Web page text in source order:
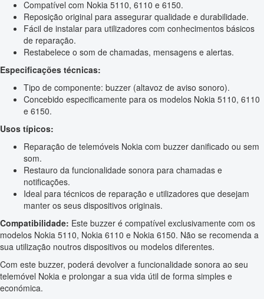
Compatível com Nokia 5110, 6110 e 6150.
Reposição original para assegurar qualidade e durabilidade.
Fácil de instalar para utilizadores com conhecimentos básicos
de reparação.
Restabelece o som de chamadas, mensagens e alertas.
Especificações técnicas:
Tipo de componente: buzzer (altavoz de aviso sonoro).
Concebido especificamente para os modelos Nokia 5110, 6110
e 6150.
Usos típicos:
Reparação de telemóveis Nokia com buzzer danificado ou sem
som.
Restauro da funcionalidade sonora para chamadas e
notificações.
Ideal para técnicos de reparação e utilizadores que desejam
manter os seus dispositivos originais.
Compatibilidade: Este buzzer é compatível exclusivamente com os
modelos Nokia 5110, Nokia 6110 e Nokia 6150. Não se recomenda a
sua utilização noutros dispositivos ou modelos diferentes.
Com este buzzer, poderá devolver a funcionalidade sonora ao seu
telemóvel Nokia e prolongar a sua vida útil de forma simples e
económica.